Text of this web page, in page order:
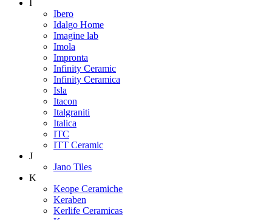
I
Ibero
Idalgo Home
Imagine lab
Imola
Impronta
Infinity Ceramic
Infinity Ceramica
Isla
Itacon
Italgraniti
Italica
ITC
ITT Ceramic
J
Jano Tiles
K
Keope Ceramiche
Keraben
Kerlife Ceramicas